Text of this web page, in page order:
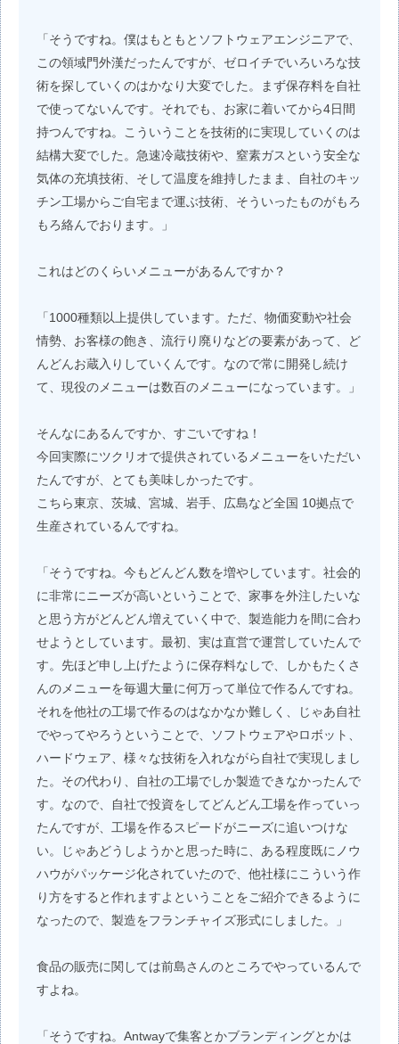
「そうですね。僕はもともとソフトウェアエンジニアで、
この領域門外漢だったんですが、ゼロイチでいろいろな技
術を探していくのはかなり大変でした。まず保存料を自社
で使ってないんです。それでも、お家に着いてから4日間
持つんですね。こういうことを技術的に実現していくのは
結構大変でした。急速冷蔵技術や、窒素ガスという安全な
気体の充填技術、そして温度を維持したまま、自社のキッ
チン工場からご自宅まで運ぶ技術、そういったものがもろ
もろ絡んでおります。」
これはどのくらいメニューがあるんですか？
「1000種類以上提供しています。ただ、物価変動や社会
情勢、お客様の飽き、流行り廃りなどの要素があって、ど
んどんお蔵入りしていくんです。なので常に開発し続け
て、現役のメニューは数百のメニューになっています。」
そんなにあるんですか、すごいですね！
今回実際にツクリオで提供されているメニューをいただい
たんですが、とても美味しかったです。
こちら東京、茨城、宮城、岩手、広島など全国 10拠点で
生産されているんですね。
「そうですね。今もどんどん数を増やしています。社会的
に非常にニーズが高いということで、家事を外注したいな
と思う方がどんどん増えていく中で、製造能力を間に合わ
せようとしています。最初、実は直営で運営していたんで
す。先ほど申し上げたように保存料なしで、しかもたくさ
んのメニューを毎週大量に何万って単位で作るんですね。
それを他社の工場で作るのはなかなか難しく、じゃあ自社
でやってやろうということで、ソフトウェアやロボット、
ハードウェア、様々な技術を入れながら自社で実現しまし
た。その代わり、自社の工場でしか製造できなかったんで
す。なので、自社で投資をしてどんどん工場を作っていっ
たんですが、工場を作るスピードがニーズに追いつけな
い。じゃあどうしようかと思った時に、ある程度既にノウ
ハウがパッケージ化されていたので、他社様にこういう作
り方をすると作れますよということをご紹介できるように
なったので、製造をフランチャイズ形式にしました。」
食品の販売に関しては前島さんのところでやっているんで
すよね。
「そうですね。Antwayで集客とかブランディングとかは